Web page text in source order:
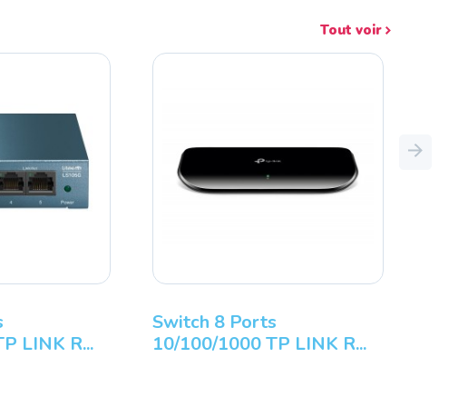
LENOVO ThinkPad X9-14
G1 Intel Core U...
Tout voir
Switch 5 Ports
10/100/1000 TP LINK R...
10/100/1000 TP
Next